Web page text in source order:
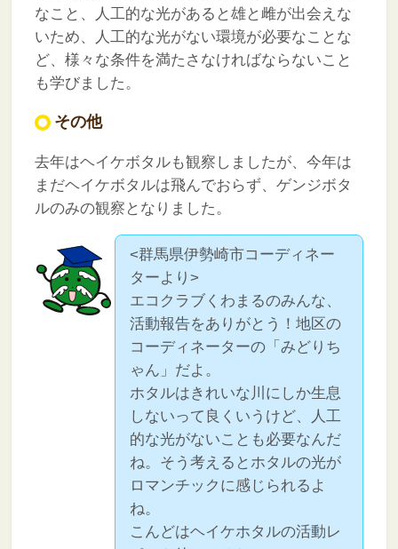
なこと、人工的な光があると雄と雌が出会えな
いため、人工的な光がない環境が必要なことな
ど、様々な条件を満たさなければならないこと
も学びました。
その他
去年はヘイケボタルも観察しましたが、今年は
まだヘイケボタルは飛んでおらず、ゲンジボタ
ルのみの観察となりました。
<群馬県伊勢崎市コーディネー
ターより>
エコクラブくわまるのみんな、
活動報告をありがとう！地区の
コーディネーターの「みどりち
ゃん」だよ。
ホタルはきれいな川にしか生息
しないって良くいうけど、人工
的な光がないことも必要なんだ
ね。そう考えるとホタルの光が
ロマンチックに感じられるよ
ね。
こんどはヘイケホタルの活動レ